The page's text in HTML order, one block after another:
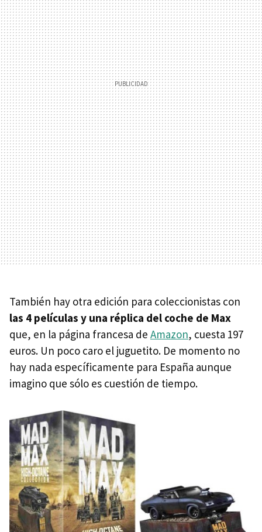
También hay otra edición para coleccionistas con
las 4 películas y una réplica del coche de Max
que, en la página francesa de Amazon, cuesta 197
euros. Un poco caro el juguetito. De momento no
hay nada específicamente para España aunque
imagino que sólo es cuestión de tiempo.